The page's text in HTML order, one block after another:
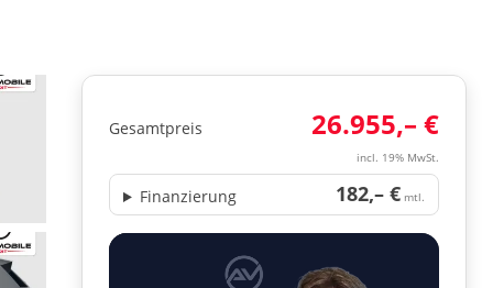
Gesamtpreis 26.955,– €
incl. 19% MwSt.
182,– € mtl.
Finanzierung